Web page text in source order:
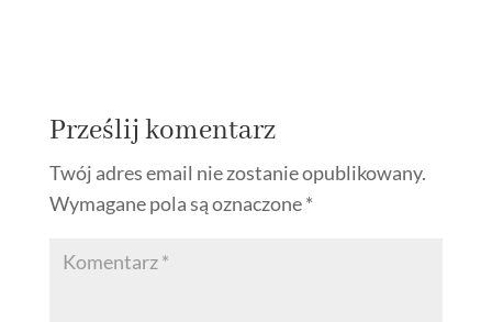
Prześlij komentarz
Twój adres email nie zostanie opublikowany.
Wymagane pola są oznaczone*